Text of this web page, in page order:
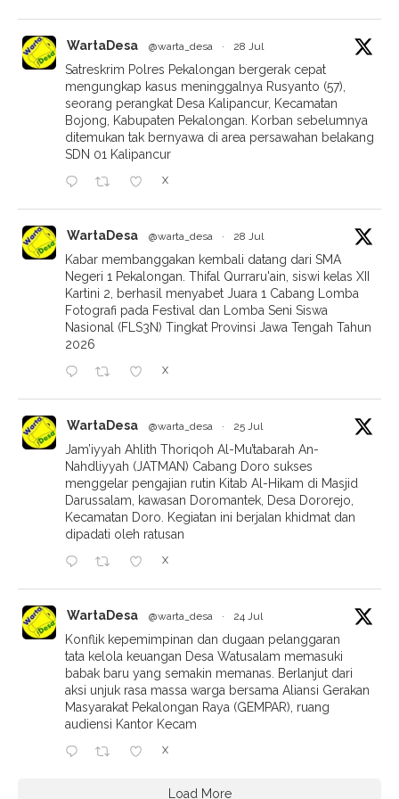
WartaDesa @warta_desa · 28 Jul
Satreskrim Polres Pekalongan bergerak cepat
mengungkap kasus meninggalnya Rusyanto (57),
seorang perangkat Desa Kalipancur, Kecamatan
Bojong, Kabupaten Pekalongan. Korban sebelumnya
ditemukan tak bernyawa di area persawahan belakang
SDN 01 Kalipancur
X
WartaDesa @warta_desa · 28 Jul
Kabar membanggakan kembali datang dari SMA
Negeri 1 Pekalongan. Thifal Qurraru'ain, siswi kelas XII
Kartini 2, berhasil menyabet Juara 1 Cabang Lomba
Fotografi pada Festival dan Lomba Seni Siswa
Nasional (FLS3N) Tingkat Provinsi Jawa Tengah Tahun
2026
X
WartaDesa @warta_desa · 25 Jul
Jam’iyyah Ahlith Thoriqoh Al-Mu’tabarah An-
Nahdliyyah (JATMAN) Cabang Doro sukses
menggelar pengajian rutin Kitab Al-Hikam di Masjid
Darussalam, kawasan Doromantek, Desa Dororejo,
Kecamatan Doro. Kegiatan ini berjalan khidmat dan
dipadati oleh ratusan
X
WartaDesa @warta_desa · 24 Jul
Konflik kepemimpinan dan dugaan pelanggaran
tata kelola keuangan Desa Watusalam memasuki
babak baru yang semakin memanas. Berlanjut dari
aksi unjuk rasa massa warga bersama Aliansi Gerakan
Masyarakat Pekalongan Raya (GEMPAR), ruang
audiensi Kantor Kecam
X
Load More